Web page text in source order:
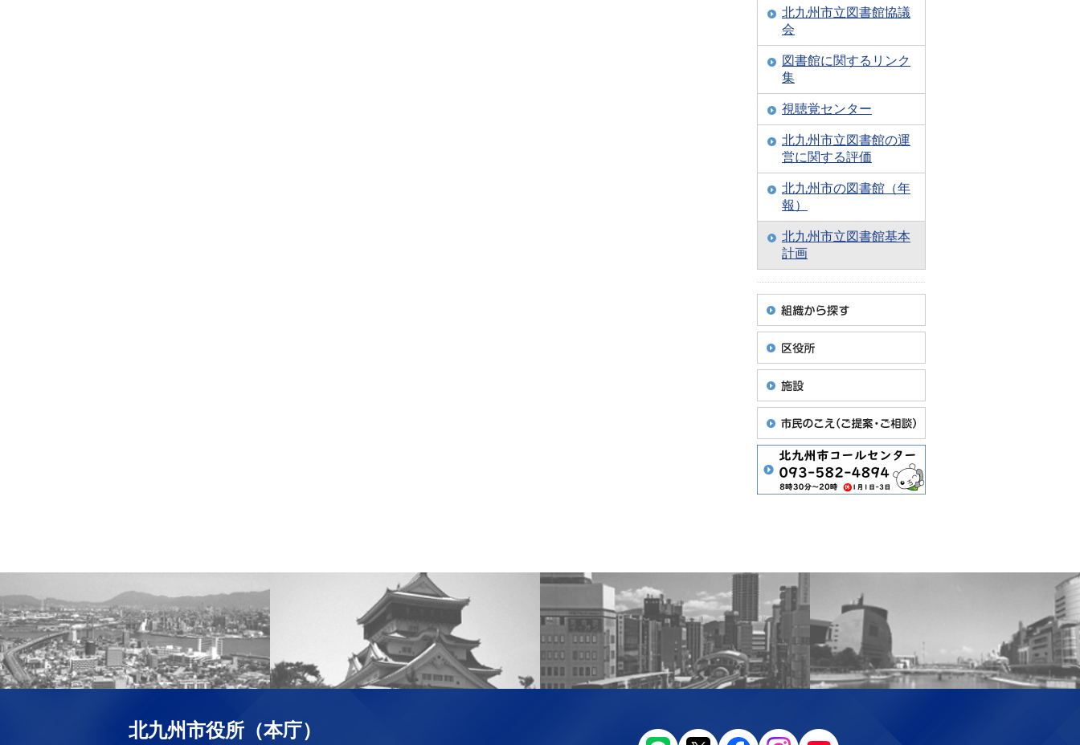
北九州市立図書館協議
会
図書館に関するリンク
集
視聴覚センター
北九州市立図書館の運
営に関する評価
北九州市の図書館（年
報）
北九州市立図書館基本
計画
北九州市役所（本庁）